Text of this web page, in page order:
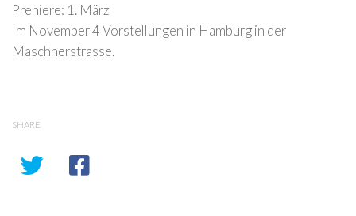
Preniere: 1. März
Im November 4 Vorstellungen in Hamburg in der
Maschnerstrasse.
SHARE